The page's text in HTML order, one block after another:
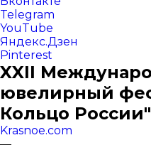
Telegram
YouTube
Яндекс.Дзен
Pinterest
XXII
ювелирный
Кольцо России"
Krasnoe.com